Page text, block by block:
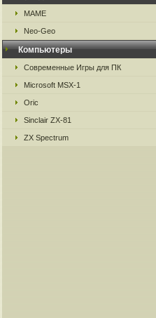
MAME
Neo-Geo
Компьютеры
Современные Игры для ПК
Microsoft MSX-1
Oric
Sinclair ZX-81
ZX Spectrum